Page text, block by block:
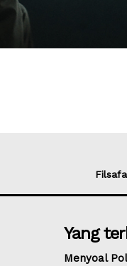
Yang
Menyoal